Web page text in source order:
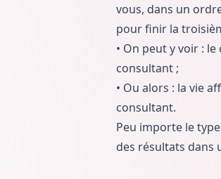
vous, dans un
pour finir la
• On peut y voir :
consultant ;
• Ou alors : la vie
consultant.
Peu importe le
des résultats dans